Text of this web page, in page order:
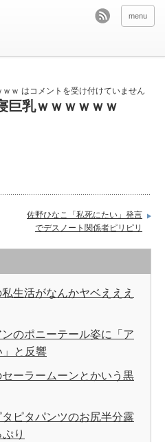
menu
ｗｗ はコメントを受け付けていません
巨乳ｗｗｗｗｗｗ
佐野ひなこ「私死にたい」発言
でデスノート関係者ピリピリ
生活がなんかヤベえええ
ンのポニーテール姿に「ア
」と反響
セーラームーンとかいう黒
タピタパンツのお尻半分露
り